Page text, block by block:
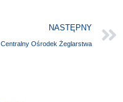
NASTĘPNY
Centralny Ośrodek Żeglarstwa